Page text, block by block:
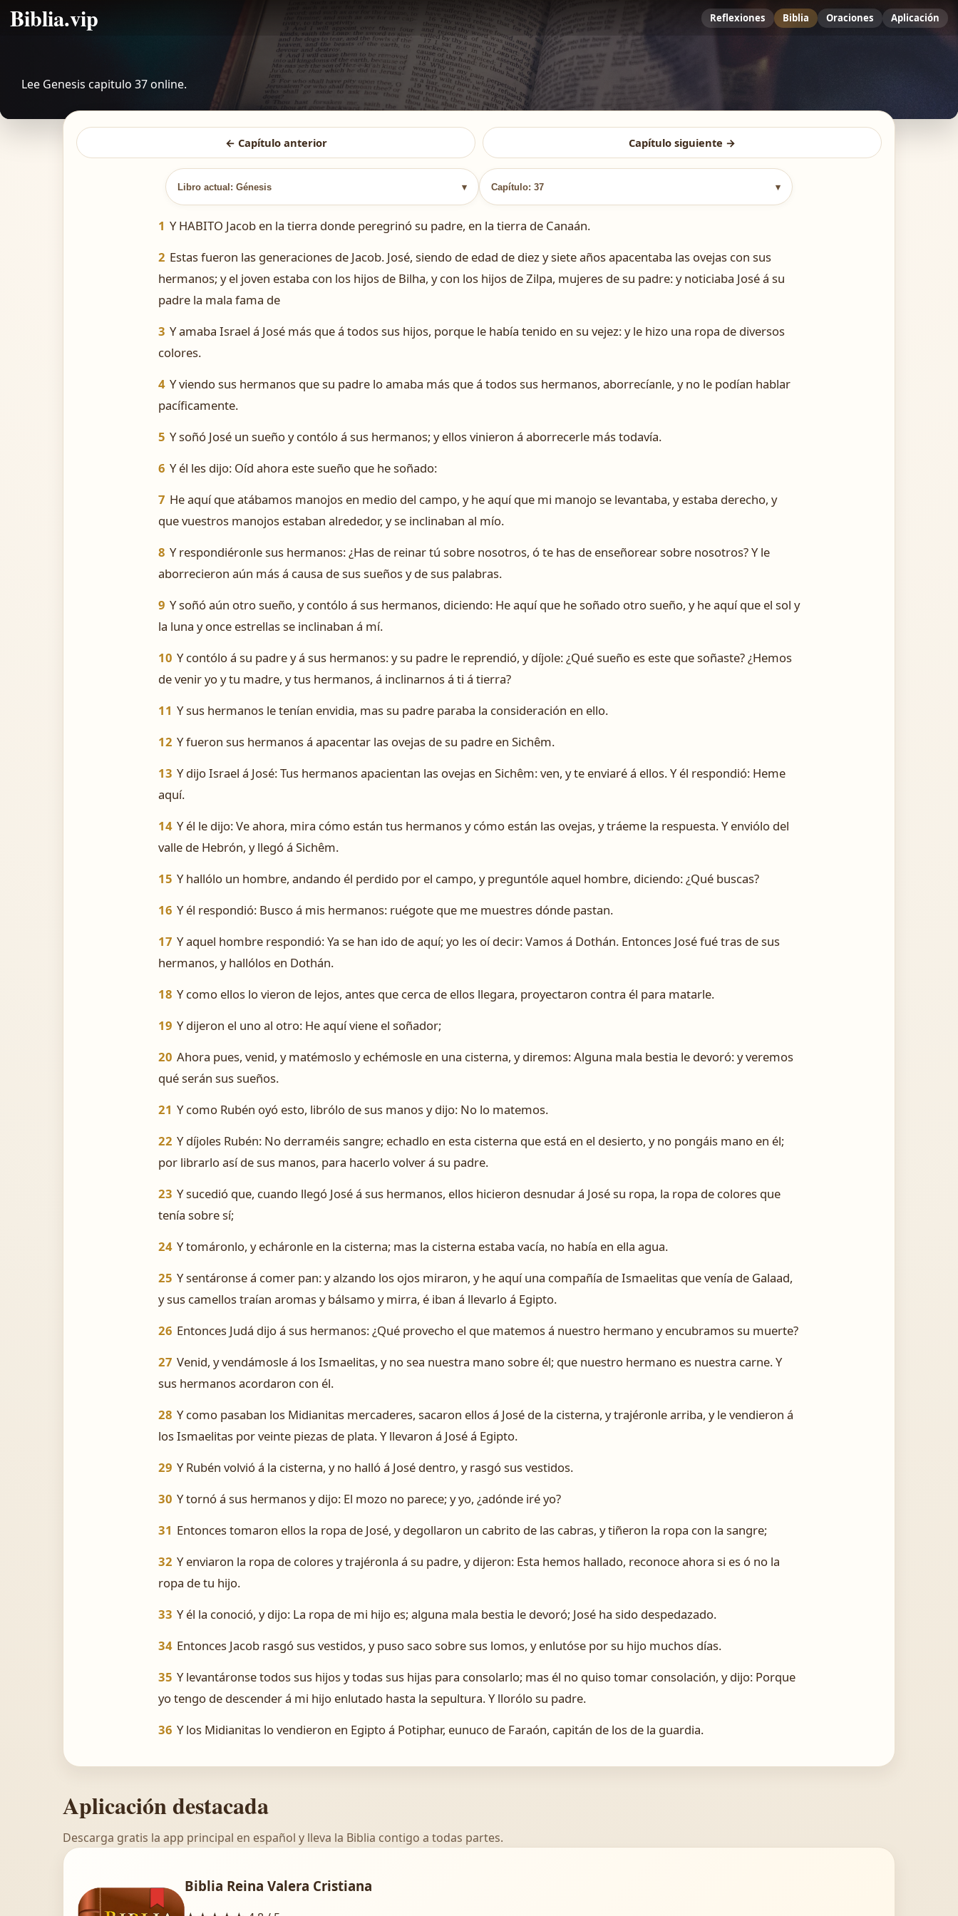
Biblia.vip Reflexiones Biblia Oraciones Aplicación
Lee Genesis capitulo 37 online.
← Capítulo anterior Capítulo siguiente →
Libro actual: Génesis ▾ Capítulo: 37 ▾
1 Y HABITO Jacob en la tierra donde peregrinó su padre, en la tierra de Canaán.
2 Estas fueron las generaciones de Jacob. José, siendo de edad de diez y siete años apacentaba las ovejas con sus
hermanos; y el joven estaba con los hijos de Bilha, y con los hijos de Zilpa, mujeres de su padre: y noticiaba José á su
padre la mala fama de
3 Y amaba Israel á José más que á todos sus hijos, porque le había tenido en su vejez: y le hizo una ropa de diversos
colores.
4 Y viendo sus hermanos que su padre lo amaba más que á todos sus hermanos, aborrecíanle, y no le podían hablar
pacíficamente.
5 Y soñó José un sueño y contólo á sus hermanos; y ellos vinieron á aborrecerle más todavía.
6 Y él les dijo: Oíd ahora este sueño que he soñado:
7 He aquí que atábamos manojos en medio del campo, y he aquí que mi manojo se levantaba, y estaba derecho, y
que vuestros manojos estaban alrededor, y se inclinaban al mío.
8 Y respondiéronle sus hermanos: ¿Has de reinar tú sobre nosotros, ó te has de enseñorear sobre nosotros? Y le
aborrecieron aún más á causa de sus sueños y de sus palabras.
9 Y soñó aún otro sueño, y contólo á sus hermanos, diciendo: He aquí que he soñado otro sueño, y he aquí que el sol y
la luna y once estrellas se inclinaban á mí.
10 Y contólo á su padre y á sus hermanos: y su padre le reprendió, y díjole: ¿Qué sueño es este que soñaste? ¿Hemos
de venir yo y tu madre, y tus hermanos, á inclinarnos á ti á tierra?
11 Y sus hermanos le tenían envidia, mas su padre paraba la consideración en ello.
12 Y fueron sus hermanos á apacentar las ovejas de su padre en Sichêm.
13 Y dijo Israel á José: Tus hermanos apacientan las ovejas en Sichêm: ven, y te enviaré á ellos. Y él respondió: Heme
aquí.
14 Y él le dijo: Ve ahora, mira cómo están tus hermanos y cómo están las ovejas, y tráeme la respuesta. Y enviólo del
valle de Hebrón, y llegó á Sichêm.
15 Y hallólo un hombre, andando él perdido por el campo, y preguntóle aquel hombre, diciendo: ¿Qué buscas?
16 Y él respondió: Busco á mis hermanos: ruégote que me muestres dónde pastan.
17 Y aquel hombre respondió: Ya se han ido de aquí; yo les oí decir: Vamos á Dothán. Entonces José fué tras de sus
hermanos, y hallólos en Dothán.
18 Y como ellos lo vieron de lejos, antes que cerca de ellos llegara, proyectaron contra él para matarle.
19 Y dijeron el uno al otro: He aquí viene el soñador;
20 Ahora pues, venid, y matémoslo y echémosle en una cisterna, y diremos: Alguna mala bestia le devoró: y veremos
qué serán sus sueños.
21 Y como Rubén oyó esto, librólo de sus manos y dijo: No lo matemos.
22 Y díjoles Rubén: No derraméis sangre; echadlo en esta cisterna que está en el desierto, y no pongáis mano en él;
por librarlo así de sus manos, para hacerlo volver á su padre.
23 Y sucedió que, cuando llegó José á sus hermanos, ellos hicieron desnudar á José su ropa, la ropa de colores que
tenía sobre sí;
24 Y tomáronlo, y echáronle en la cisterna; mas la cisterna estaba vacía, no había en ella agua.
25 Y sentáronse á comer pan: y alzando los ojos miraron, y he aquí una compañía de Ismaelitas que venía de Galaad,
y sus camellos traían aromas y bálsamo y mirra, é iban á llevarlo á Egipto.
26 Entonces Judá dijo á sus hermanos: ¿Qué provecho el que matemos á nuestro hermano y encubramos su muerte?
27 Venid, y vendámosle á los Ismaelitas, y no sea nuestra mano sobre él; que nuestro hermano es nuestra carne. Y
sus hermanos acordaron con él.
28 Y como pasaban los Midianitas mercaderes, sacaron ellos á José de la cisterna, y trajéronle arriba, y le vendieron á
los Ismaelitas por veinte piezas de plata. Y llevaron á José á Egipto.
29 Y Rubén volvió á la cisterna, y no halló á José dentro, y rasgó sus vestidos.
30 Y tornó á sus hermanos y dijo: El mozo no parece; y yo, ¿adónde iré yo?
31 Entonces tomaron ellos la ropa de José, y degollaron un cabrito de las cabras, y tiñeron la ropa con la sangre;
32 Y enviaron la ropa de colores y trajéronla á su padre, y dijeron: Esta hemos hallado, reconoce ahora si es ó no la
ropa de tu hijo.
33 Y él la conoció, y dijo: La ropa de mi hijo es; alguna mala bestia le devoró; José ha sido despedazado.
34 Entonces Jacob rasgó sus vestidos, y puso saco sobre sus lomos, y enlutóse por su hijo muchos días.
35 Y levantáronse todos sus hijos y todas sus hijas para consolarlo; mas él no quiso tomar consolación, y dijo: Porque
yo tengo de descender á mi hijo enlutado hasta la sepultura. Y llorólo su padre.
36 Y los Midianitas lo vendieron en Egipto á Potiphar, eunuco de Faraón, capitán de los de la guardia.
Aplicación destacada
Descarga gratis la app principal en español y lleva la Biblia contigo a todas partes.
Biblia Reina Valera Cristiana